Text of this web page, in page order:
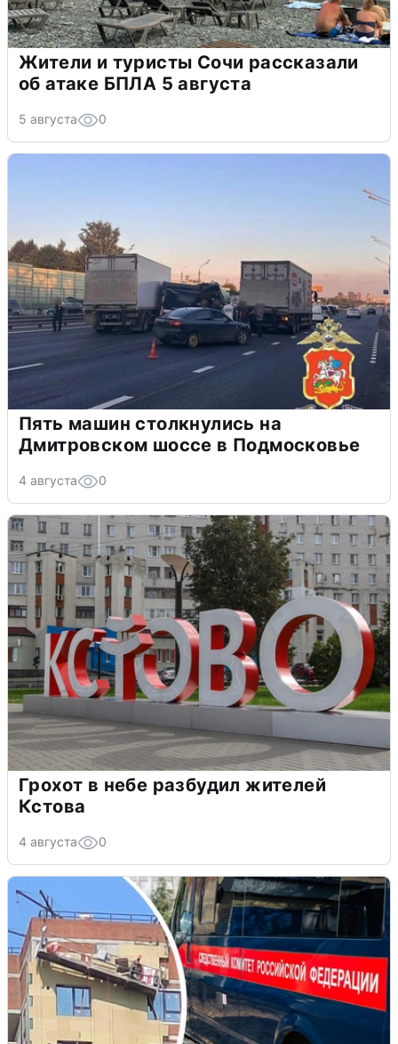
Жители и туристы Сочи рассказали
об атаке БПЛА 5 августа
5 августа 0
Пять машин столкнулись на
Дмитровском шоссе в Подмосковье
4 августа 0
Грохот в небе разбудил жителей
Кстова
4 августа 0